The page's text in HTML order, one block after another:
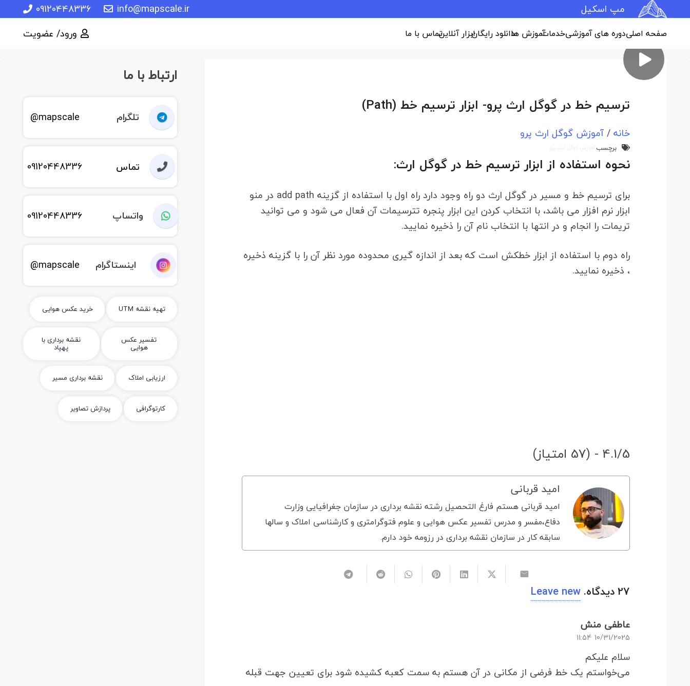
مپ اسکیل info@mapscale.ir
09120448336
صفحه اصلیدوره های آموزشیخدماتآموزش هادانلود رایگانابزار آنلاینتماس با ما ورود/ عضویت
ترسیم خط در گوگل ارث پرو- ابزار ترسیم خط (Path)
خانه/آموزش گوگل ارث پرو
برچسب
نحوه استفاده از ابزار ترسیم خط در گوگل ارث:
برای ترسیم خط و مسیر در گوگل ارث دو راه وجود دارد راه اول با استفاده از گزینه add path در منو
ابزار نرم افزار می باشد، با انتخاب کردن این ابزار پنجره تترسیمات آن فعال می شود و می توانید
تریمات را انجام و در انتها با انتخاب نام آن را ذخیره نمایید.
راه دوم با استفاده از ابزار خطکش است که بعد از اندازه گیری محدوده مورد نظر آن را با گزینه ذخیره
، ذخیره نمایید.
4.1/5 - (57 امتیاز)
امید قربانی
امید قربانی هستم فارغ التحصیل رشته نقشه برداری در سازمان جغرافیایی وزارت
دفاع،مفسر و مدرس تفسیر عکس هوایی و علوم فتوگرامتری و کارشناسی املاک و سالها
سابقه کار در سازمان نقشه برداری در رزومه خود دارم.
27دیدگاه.
Leave new
عاطفی منش
10/31/2025 11:54
سلام علیکم
می‌خواستم یک خط فرضی از مکانی در آن هستم به سمت کعبه کشیده شود برای تعیین جهت قبله
ارتباط با ما
تلگرام mapscale@
تماس 09120448336
واتساپ 09120448336
اینستاگرام mapscale@
تهیه نقشه UTM خرید عکس هوایی
تفسیر عکس
هوایی
نقشه برداری با
پهپاد
ارزیابی املاک نقشه برداری مسیر
کارتوگرافی پردازش تصاویر